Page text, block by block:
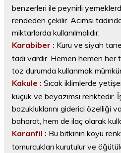
benzerleri ile peynirli
rendeden çekilir. Acımsı
miktarlarda kullanılmalıdır.
Karabiber : Kuru ve siyah
tadı vardır. Hemen hemen
toz durumda kullanmak
Kakule : Sıcak iklimlerde
küçük ve beyazımsı renktedir.
bozukluklarını giderici özelliği
baharat, hem de ilaç olarak
Karanfil : Bu bitkinin koyu
tomurcukları kurutulur ve